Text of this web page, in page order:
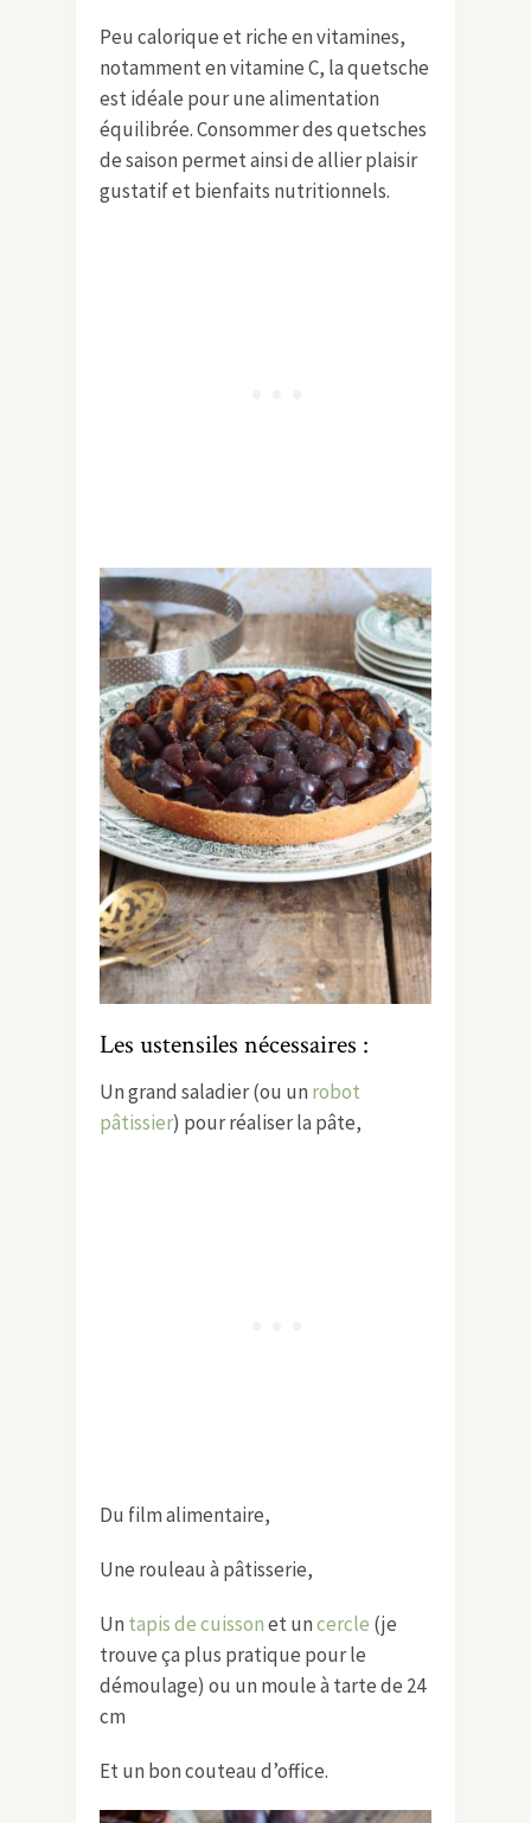
Peu calorique et riche en vitamines,
notamment en vitamine C, la quetsche
est idéale pour une alimentation
équilibrée. Consommer des quetsches
de saison permet ainsi de allier plaisir
gustatif et bienfaits nutritionnels.
Les ustensiles nécessaires :
Un grand saladier (ou un robot
pâtissier) pour réaliser la pâte,
Du film alimentaire,
Une rouleau à pâtisserie,
Un tapis de cuissonet uncercle (je
trouve ça plus pratique pour le
démoulage) ou un moule à tarte de 24
cm
Et un bon couteau d’office.